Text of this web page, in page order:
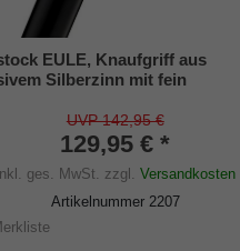
EULE, Knaufgriff aus
Silberzinn mit fein
schwarz lackiertes
Gummipuffer.
UVP 142,95 €
129,95 € *
ges. MwSt. zzgl. Versandkosten
Artikelnummer 2207